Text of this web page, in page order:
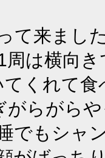
て来まし
周は横向
くれて食
がらがら
でもシャ